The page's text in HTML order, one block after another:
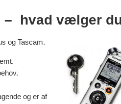
– hvad vælger
og Tascam.
og er af